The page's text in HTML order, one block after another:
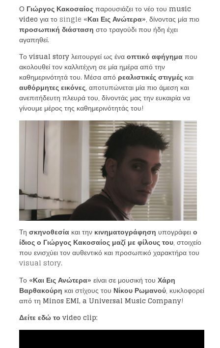
Ο Γιώργος Κακοσαίοςπαρουσιάζει το νέο του music
video για το single «Και Εις Ανώτερα», δίνοντας μία πιο
προσωπική διάσταση στο τραγούδι που ήδη έχει
αγαπηθεί.
Τοvisual storyλειτουργεί ως έναοπτικό αφήγημαπου
ακολουθεί τον καλλιτέχνη σε μία ημέρα από την
καθημερινότητά του. Μέσα απόρεαλιστικές στιγμέςκαι
αυθόρμητες εικόνες, αποτυπώνεται μία πιο άμεση και
ανεπιτήδευτη πλευρά του, δίνοντάς μας την ευκαιρία να
γίνουμε μέρος της καθημερινότητάς του!
Τη σκηνοθεσίακαι την κινηματογράφηση υπογράφειο
ίδιος ο Γιώργος Κακοσαίος μαζί με φίλους του, στοιχείο
που ενισχύει τον αυθεντικό και προσωπικό χαρακτήρα του
visual story.
Το «Και Εις Ανώτερα» είναι σε μουσική του Χάρη
Βαρθακούρη και στίχους του Νίκου Ρωμανού, κυκλοφορεί
από τη Minos EMI, a Universal Music Company!
Δείτε εδώ το video clip: